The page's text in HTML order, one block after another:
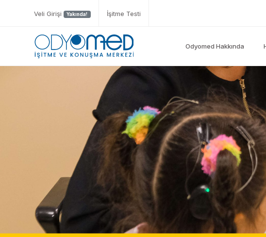
Veli Girişi Yakında! İşitme Testi
Odyomed Hakkında